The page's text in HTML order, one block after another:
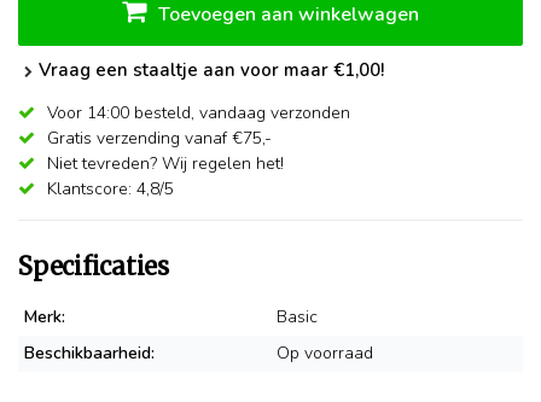
Toevoegen aan winkelwagen
Vraag een staaltje aan voor maar €1,00!
Voor 14:00 besteld, vandaag verzonden
Gratis verzending vanaf €75,-
Niet tevreden? Wij regelen het!
Klantscore: 4,8/5
Specificaties
Merk:
Basic
Beschikbaarheid:
Op voorraad